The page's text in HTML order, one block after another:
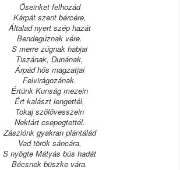
Őseinket felhozád
Kárpát szent bércére,
Általad nyert szép hazát
Bendegúznak vére.
S merre zúgnak habjai
Tiszának, Dunának,
Árpád hős magzatjai
Felvirágozának.
Értünk Kunság mezein
Ért kalászt lengettél,
Tokaj szőlővesszein
Nektárt csepegtettél.
Zászlónk gyakran plántálád
Vad török sáncára,
S nyögte Mátyás bús hadát
Bécsnek büszke vára.